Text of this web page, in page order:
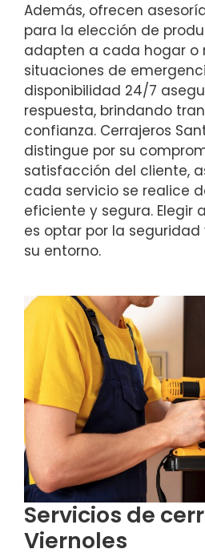
Además, ofrecen
para la elección de
adapten a cada hogar o
situaciones de
disponibilidad 24/7
respuesta, brindando
confianza. Cerrajeros
distingue por su
satisfacción del cliente,
cada servicio se realice
eficiente y segura. Elegir
es optar por la seguridad
su entorno.
Servicios de
Viernoles